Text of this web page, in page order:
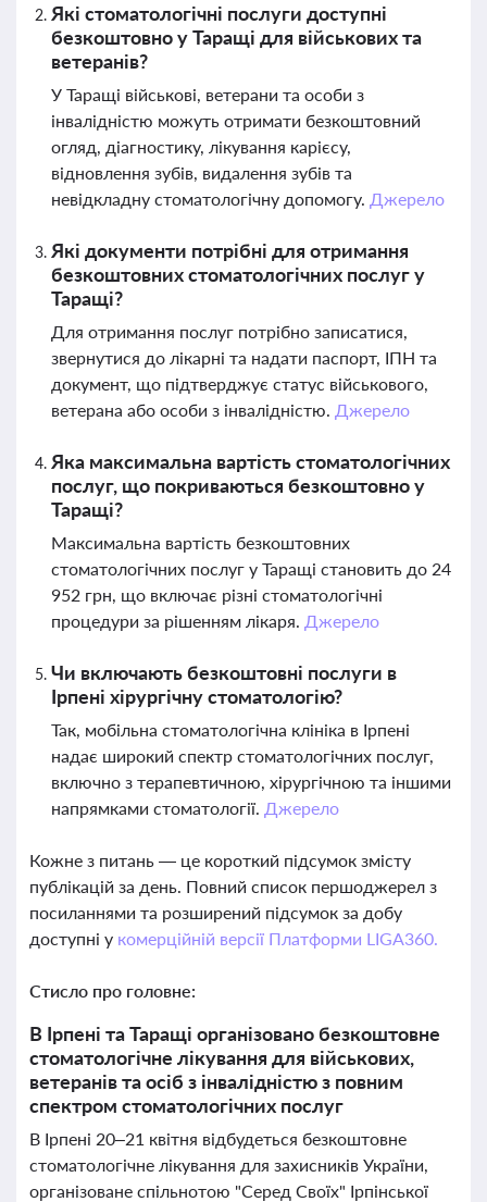
Які стоматологічні послуги доступні
безкоштовно у Таращі для військових та
ветеранів?
У Таращі військові, ветерани та особи з
інвалідністю можуть отримати безкоштовний
огляд, діагностику, лікування карієсу,
відновлення зубів, видалення зубів та
невідкладну стоматологічну допомогу. Джерело
Які документи потрібні для отримання
безкоштовних стоматологічних послуг у
Таращі?
Для отримання послуг потрібно записатися,
звернутися до лікарні та надати паспорт, ІПН та
документ, що підтверджує статус військового,
ветерана або особи з інвалідністю. Джерело
Яка максимальна вартість стоматологічних
послуг, що покриваються безкоштовно у
Таращі?
Максимальна вартість безкоштовних
стоматологічних послуг у Таращі становить до 24
952 грн, що включає різні стоматологічні
процедури за рішенням лікаря. Джерело
Чи включають безкоштовні послуги в
Ірпені хірургічну стоматологію?
Так, мобільна стоматологічна клініка в Ірпені
надає широкий спектр стоматологічних послуг,
включно з терапевтичною, хірургічною та іншими
напрямками стоматології. Джерело
Кожне з питань — це короткий підсумок змісту
публікацій за день. Повний список першоджерел з
посиланнями та розширений підсумок за добу
доступні у комерційній версії Платформи LIGA360.
Стисло про головне:
В Ірпені та Таращі організовано безкоштовне
стоматологічне лікування для військових,
ветеранів та осіб з інвалідністю з повним
спектром стоматологічних послуг
В Ірпені 20–21 квітня відбудеться безкоштовне
стоматологічне лікування для захисників України,
організоване спільнотою "Серед Своїх" Ірпінської